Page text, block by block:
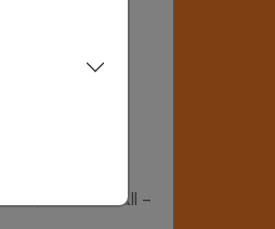
Mossèn Vall –